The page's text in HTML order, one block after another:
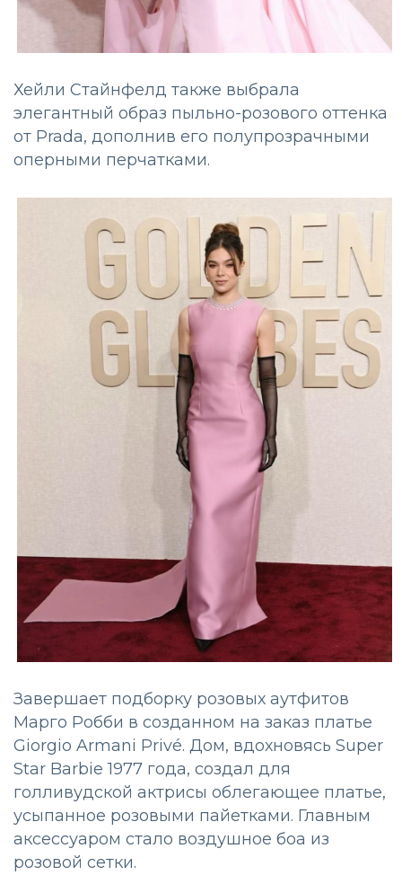
Хейли Стайнфелд также выбрала
элегантный образ пыльно-розового оттенка
от Prada, дополнив его полупрозрачными
оперными перчатками.
Завершает подборку розовых аутфитов
Марго Робби в созданном на заказ платье
Giorgio Armani Privé. Дом, вдохновясь Super
Star Barbie 1977 года, создал для
голливудской актрисы облегающее платье,
усыпанное розовыми пайетками. Главным
аксессуаром стало воздушное боа из
розовой сетки.